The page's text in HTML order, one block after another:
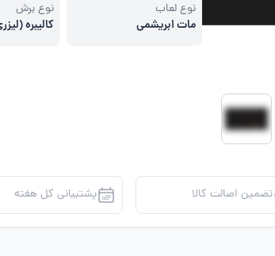
نوع لعاب
مات ابریشمی
نوع برش
کالیبره
تضمین اصالت کالا پشتیبانی کل هفته